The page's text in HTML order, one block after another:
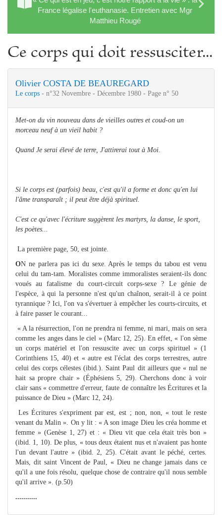
France légalise l'euthanasie. Entretien avec Mgr
Matthieu Rougé
Ce corps qui doit ressusciter...
Olivier COSTA DE BEAUREGARD
Le corps - n°32 Novembre - Décembre 1980 - Page n° 50
Met-on du vin nouveau dans de vieilles outres et coud-on un
morceau neuf à un vieil habit ?
Quand Je serai élevé de terre, J'attirerai tout à Moi.
Si le corps est (parfois) beau, c'est qu'il a forme et donc qu'en lui
l'âme transparaît ; il peut être déjà spirituel.
C'est ce qu'avec l'écriture suggèrent les martyrs, la danse, le sport,
les poètes...
La première page, 50, est jointe.
ON ne parlera pas ici du sexe. Après le temps du tabou est venu
celui du tam-tam. Moralistes comme immoralistes seraient-ils donc
voués au fatalisme du court-circuit corps-sexe ? Le génie de
l'espèce, à qui la personne n'est qu'un chaînon, serait-il à ce point
tyrannique ? Ici, l'on va s'évertuer à empêcher les courts-circuits, et
à faire passer le courant...
« A la résurrection, l'on ne prendra ni femme, ni mari, mais on sera
comme les anges dans le ciel » (Marc 12, 25). En effet, « l'on sème
un corps matériel et l'on ressuscite avec un corps spirituel » (1
Corinthiens 15, 40) et « autre est l'éclat des corps terrestres, autre
celui des corps célestes (ibid.). Saint Paul dit ailleurs que « nul ne
hait sa propre chair » (Éphésiens 5, 29). Cherchons donc à voir
clair sans « commettre d'erreur, faute de connaître les Écritures et la
puissance de Dieu » (Marc 12, 24).
Les Écritures s'expriment par est, est ; non, non, « tout le reste
venant du Malin ». On y lit : « A son image Dieu les créa homme et
femme » (Genèse 1, 27) et : « Dieu vit que cela était très bon »
(ibid. 1, 10). De plus, « tous deux étaient nus et n'avaient pas honte
l'un devant l'autre » (ibid. 2, 25). C'était avant le péché, certes.
Mais, dit saint Vincent de Paul, « Dieu ne change jamais dans ce
qu'il a une fois résolu, quelque chose de contraire qu'il nous semble
qu'il arrive ». (p.50)
...........